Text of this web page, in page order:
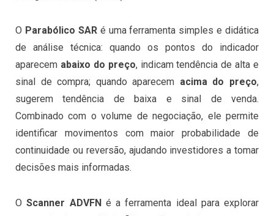
O Parabólico SARé uma ferramenta simples e didática
de análise técnica: quando os pontos do indicador
aparecem abaixo do preço, indicam tendência de alta e
sinal de compra; quando aparecem acima do preço,
sugerem tendência de baixa e sinal de venda.
Combinado com o volume de negociação, ele permite
identificar movimentos com maior probabilidade de
continuidade ou reversão, ajudando investidores a tomar
decisões mais informadas.
OScanner ADVFNé a ferramenta ideal para explorar